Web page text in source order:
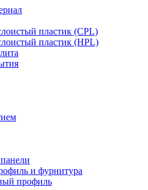
пластик (CPL)
пластик (HPL)
и фурнитура
профиль